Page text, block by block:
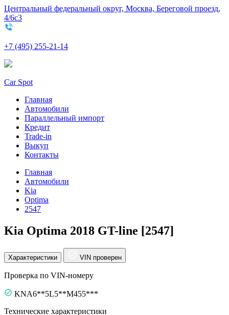
Центральный федеральный округ, Москва, Береговой проезд,
4/6с3
+7 (495) 255-21-14
Car Spot
Главная
Автомобили
Параллельный импорт
Кредит
Trade-in
Выкуп
Контакты
Главная
Автомобили
Kia
Optima
2547
Kia Optima 2018 GT-line [2547]
Характеристики VIN проверен
Проверка по VIN-номеру
KNA6**5L5**M455***
Технические характеристики